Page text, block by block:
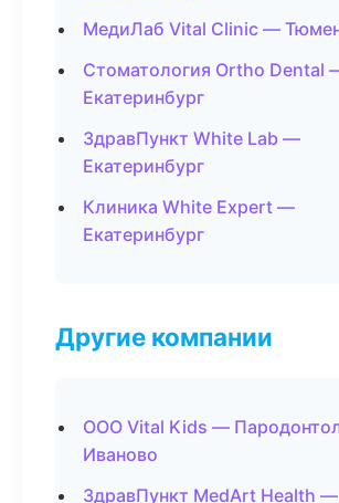
МедиЛаб Vital Clinic —
Стоматология Ortho Dental
Екатеринбург
ЗдравПункт White Lab —
Екатеринбург
Клиника White Expert —
Екатеринбург
Другие компании
ООО Vital Kids —
Иваново
ЗдравПункт MedArt Health —